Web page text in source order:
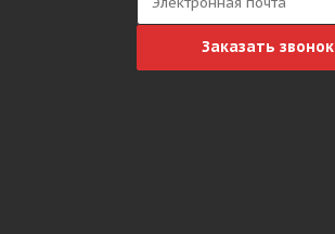
Заказать звонок